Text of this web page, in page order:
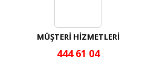
MÜŞTERİ HİZMETLERİ
444 61 04